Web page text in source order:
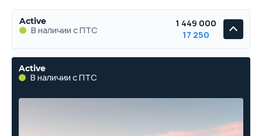
Active
В наличии с ПТС
1 449 000
17 250
Active
В наличии с ПТС